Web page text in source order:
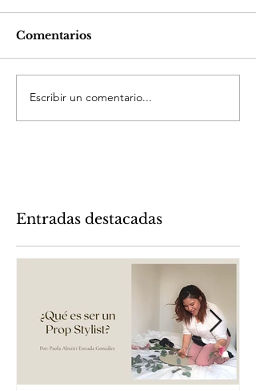
Comentarios
Escribir un comentario...
Entradas destacadas